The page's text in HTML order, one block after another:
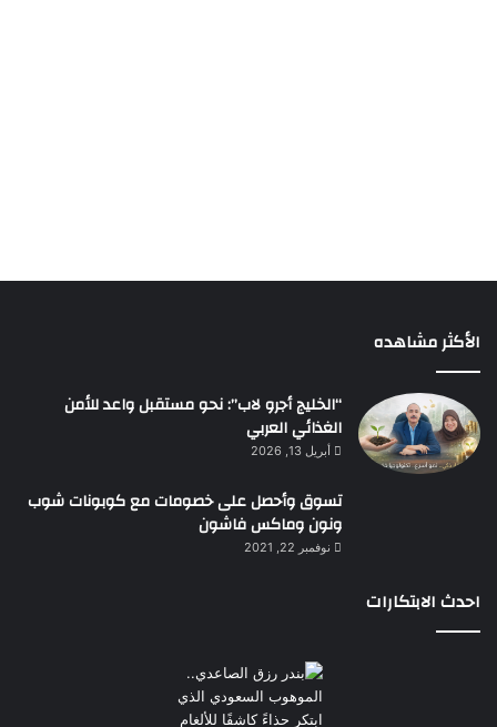
الأكثر مشاهده
“الخليج أجرو لاب”: نحو مستقبل واعد للأمن
الغذائي العربي
أبريل 13, 2026
تسوق وأحصل على خصومات مع كوبونات شوب
ونون وماكس فاشون
نوفمبر 22, 2021
احدث الابتكارات